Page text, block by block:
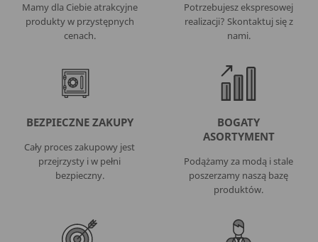
Mamy dla Ciebie atrakcyjne
produkty w przystępnych
cenach.
Potrzebujesz ekspresowej
realizacji? Skontaktuj się z
nami.
BEZPIECZNE ZAKUPY
Cały proces zakupowy jest
przejrzysty i w pełni
bezpieczny.
BOGATY
ASORTYMENT
Podążamy za modą i stale
poszerzamy naszą bazę
produktów.